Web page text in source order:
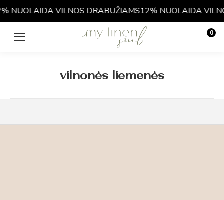
NUOLAIDA VILNOS DRABUŽIAMS12% NUOLAIDA
0
vilnonės liemenės